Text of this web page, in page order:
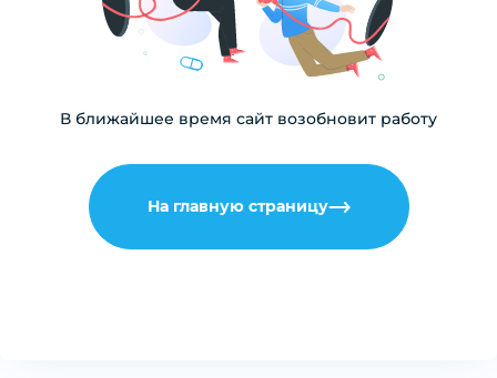
В ближайшее время сайт возобновит работу
На главную страницу